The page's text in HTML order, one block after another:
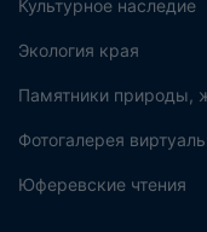
Культурное наследие
Экология края
Памятники природы,
Фотогалерея
Юферевские чтения